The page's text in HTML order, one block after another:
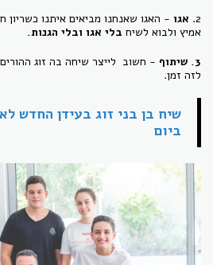
2. אגו - האגו שאנחנו מביאים איתנו
אמיץ ולבוא לשיח בלי אגו ובלי הגנות.
3. שיתוף
- חשוב לייצר שיחה בה זוג
לזה זמן.
ביום